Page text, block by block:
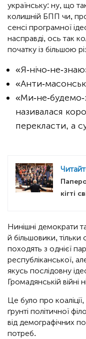
українську: ну, що
колишній БПП чи,
сенсі програмної
насправді, ось так
початку із більшою
«Я-нічо-не-
«Анти-
«Ми-не-будемо-
називалася
перекласти, а
кігті
Нинішні демократи
й більшовики, тільки
походять з однієї
республіканської,
якусь послідовну
Громадянській війні
Це було про
ґрунті політичної
від демографічних
потреб.